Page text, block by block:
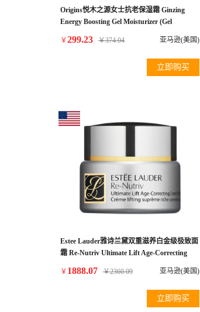
Origins悦木之源女士抗老保湿霜 Ginzing
Energy Boosting Gel Moisturizer (Gel
￥299.23 ￥374.04 亚马逊(美国)
立即购买
Estee Lauder雅诗兰黛双重滋养白金级极致面
霜 Re-Nutriv Ultimate Lift Age-Correcting
￥ 1888.07 ￥2360.09 亚马逊(美国)
立即购买